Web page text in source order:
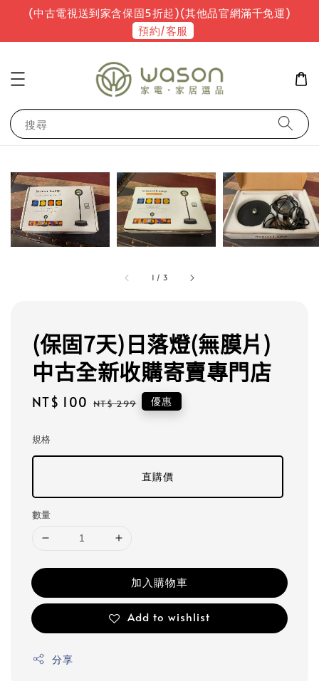
(中古電視送到家含保固5折起)(其他品官網滿千免運)
預約/客服
搜尋
1 / 3
(保固7天)日落燈(無膜片)
中古全新收購寄賣專門店
Sale
NT$ 100 Regular
NT$ 299 優惠
規格
直購價
數量
加入購物車
Add to wishlist
分享